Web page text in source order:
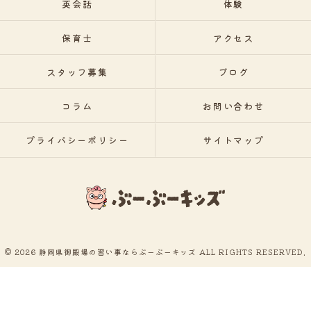
英会話 体験
保育士 アクセス
スタッフ募集 ブログ
コラム お問い合わせ
プライバシーポリシー サイトマップ
© 2026 静岡県御殿場の習い事ならぶーぶーキッズ ALL RIGHTS RESERVED.